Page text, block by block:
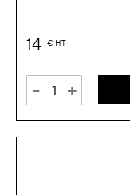
14 € HT
- +